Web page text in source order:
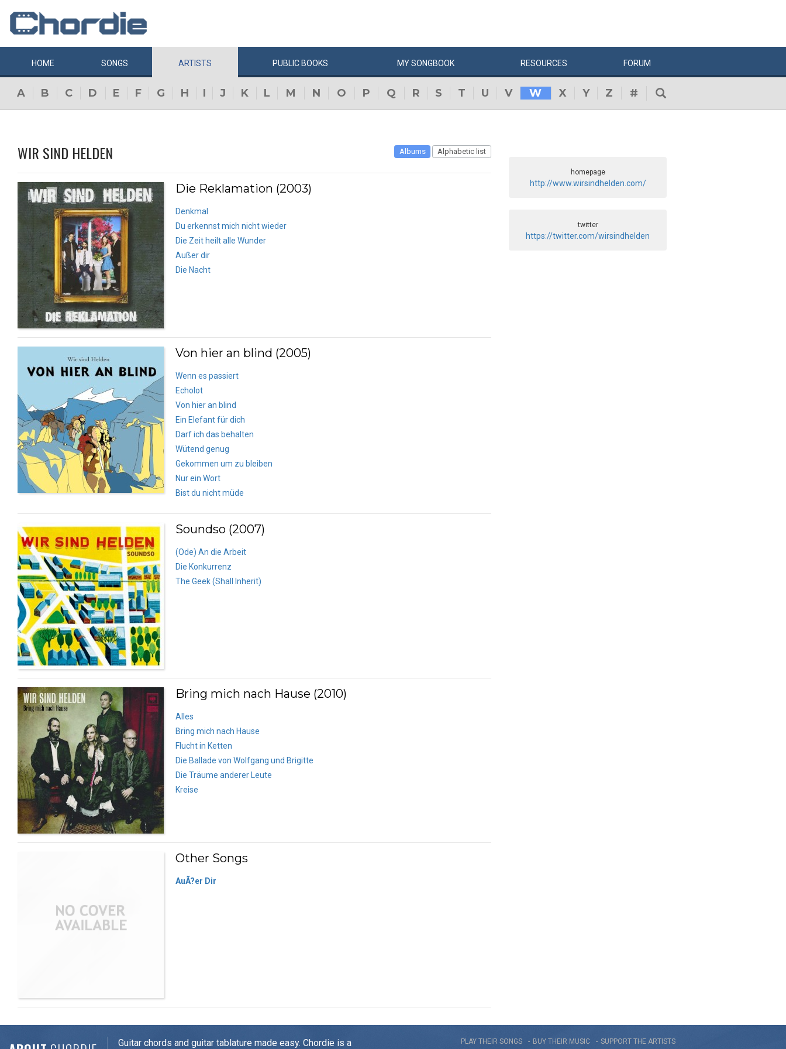
HOME SONGS ARTISTS PUBLIC BOOKS MYSONGBOOK RESOURCES FORUM
A B C D E F G H I J K L M N O P Q R S T U V W X Y Z #
WIR SIND HELDEN Albums Alphabetic list
Die Reklamation (2003)
Denkmal
Du erkennst mich nicht wieder
Die Zeit heilt alle Wunder
Außer dir
Die Nacht
Von hier an blind (2005)
Wenn es passiert
Echolot
Von hier an blind
Ein Elefant für dich
Darf ich das behalten
Wütend genug
Gekommen um zu bleiben
Nur ein Wort
Bist du nicht müde
Soundso (2007)
(Ode) An die Arbeit
Die Konkurrenz
The Geek (Shall Inherit)
Bring mich nach Hause (2010)
Alles
Bring mich nach Hause
Flucht in Ketten
Die Ballade von Wolfgang und Brigitte
Die Träume anderer Leute
Kreise
Other Songs
AuÃ?er Dir
homepage
http://www.wirsindhelden.com/
twitter
https://twitter.com/wirsindhelden
Guitar chords and guitar tablature made easy. Chordie is a PLAY THEIR SONGS BUY THEIR MUSIC SUPPORT THE ARTISTS